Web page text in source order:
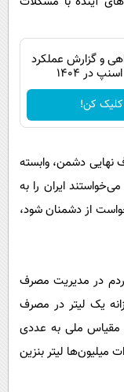
و گزارش عملکرد
در ۱۴۰۴
کلیک کن!
نهایی دشمن، وابسته
ایران را به
از دشمنان شود،
در مدیریت مصرف
یک لیتر در مصرف
مقیاس ملی به عددی
میلیون‌ها لیتر بنزین